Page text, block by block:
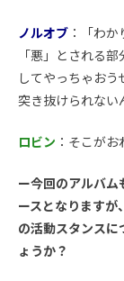
ノルオブ ：「わ
「悪」とされる
してやっちゃお
突き抜けられない
ロビン ：そこがお
ー今回のアルバム
ースとなりますが
の活動スタンスに
ょうか？